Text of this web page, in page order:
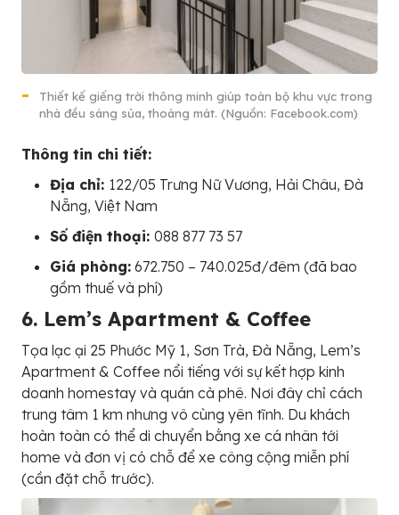
Thiết kế giếng trời thông minh giúp toàn bộ khu vực trong
nhà đều sáng sủa, thoáng mát. (Nguồn: Facebook.com)
Thông tin chi tiết:
Địa chỉ: 122/05 Trưng Nữ Vương, Hải Châu, Đà
Nẵng, Việt Nam
Số điện thoại: 088 877 73 57
Giá phòng: 672.750 – 740.025đ/đêm (đã bao
gồm thuế và phí)
6. Lem’s Apartment & Coffee
Tọa lạc ại 25 Phước Mỹ 1, Sơn Trà, Đà Nẵng, Lem’s
Apartment & Coffee nổi tiếng với sự kết hợp kinh
doanh homestay và quán cà phê. Nơi đây chỉ cách
trung tâm 1 km nhưng vô cùng yên tĩnh. Du khách
hoàn toàn có thể di chuyển bằng xe cá nhân tới
home và đơn vị có chỗ để xe công cộng miễn phí
(cần đặt chỗ trước).